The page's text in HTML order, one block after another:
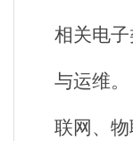
相关电
与运维
联网、